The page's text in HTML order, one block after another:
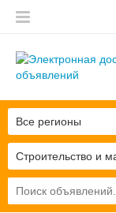
Строительство и
Все регионы